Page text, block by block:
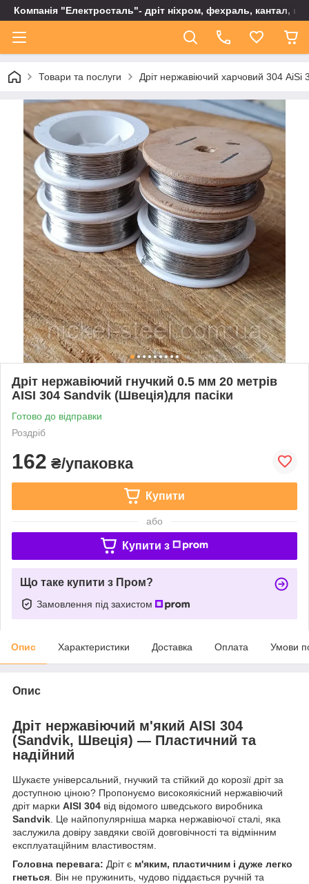
Компанія "Електросталь"- дріт ніхром, фехраль, кантал,
Товари та послуги Дріт нержавіючий харчовий 304 AiSi
Дріт нержавіючий гнучкий 0.5 мм 20 метрів
AISI 304 Sandvik (Швеція)для пасіки
Готово до відправки
Роздріб
162 ₴/упаковка
Купити
або
Купити з
Що таке купити з Пром?
Замовлення під захистом
Опис Характеристики Доставка Оплата Умови
Опис
Дріт нержавіючий м'який AISI 304
(Sandvik, Швеція) — Пластичний та
надійний
Шукаєте універсальний, гнучкий та стійкий до корозії дріт за
доступною ціною? Пропонуємо високоякісний нержавіючий
дріт марки AISI 304 від відомого шведського виробника
Sandvik . Це найпопулярніша марка нержавіючої сталі, яка
заслужила довіру завдяки своїй довговічності та відмінним
експлуатаційним властивостям.
Головна перевага: Дріт є м'яким, пластичним і дуже легко
гнеться . Він не пружинить, чудово піддається ручній та